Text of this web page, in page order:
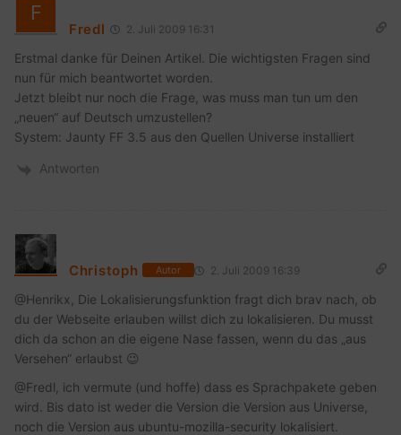
Fredl 2. Juli 2009 16:31
Erstmal danke für Deinen Artikel. Die wichtigsten Fragen sind
nun für mich beantwortet worden.
Jetzt bleibt nur noch die Frage, was muss man tun um den
„neuen“ auf Deutsch umzustellen?
System: Jaunty FF 3.5 aus den Quellen Universe installiert
Antworten
Christoph Autor 2. Juli 2009 16:39
@Henrikx, Die Lokalisierungsfunktion fragt dich brav nach, ob
du der Webseite erlauben willst dich zu lokalisieren. Du musst
dich da schon an die eigene Nase fassen, wenn du das „aus
Versehen“ erlaubst 😉
@Fredl, ich vermute (und hoffe) dass es Sprachpakete geben
wird. Bis dato ist weder die Version die Version aus Universe,
noch die Version aus ubuntu-mozilla-security lokalisiert.